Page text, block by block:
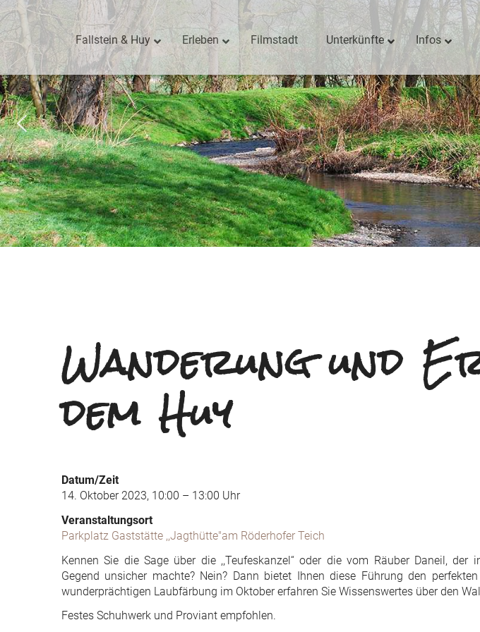
Fallstein & Huy Erleben Filmstadt Unterkünfte Infos
Wanderung und
dem Huy
Datum/Zeit
14. Oktober 2023, 10:00 – 13:00 Uhr
Veranstaltungsort
Parkplatz Gaststätte ,,Jagthütte"am Röderhofer Teich
Kennen Sie die Sage über die ,,Teufeskanzel“ oder die vom Räuber Daneil, der
Gegend unsicher machte? Nein? Dann bietet Ihnen diese Führung den
wunderprächtigen Laubfärbung im Oktober erfahren Sie Wissenswertes über den
Festes Schuhwerk und Proviant empfohlen.